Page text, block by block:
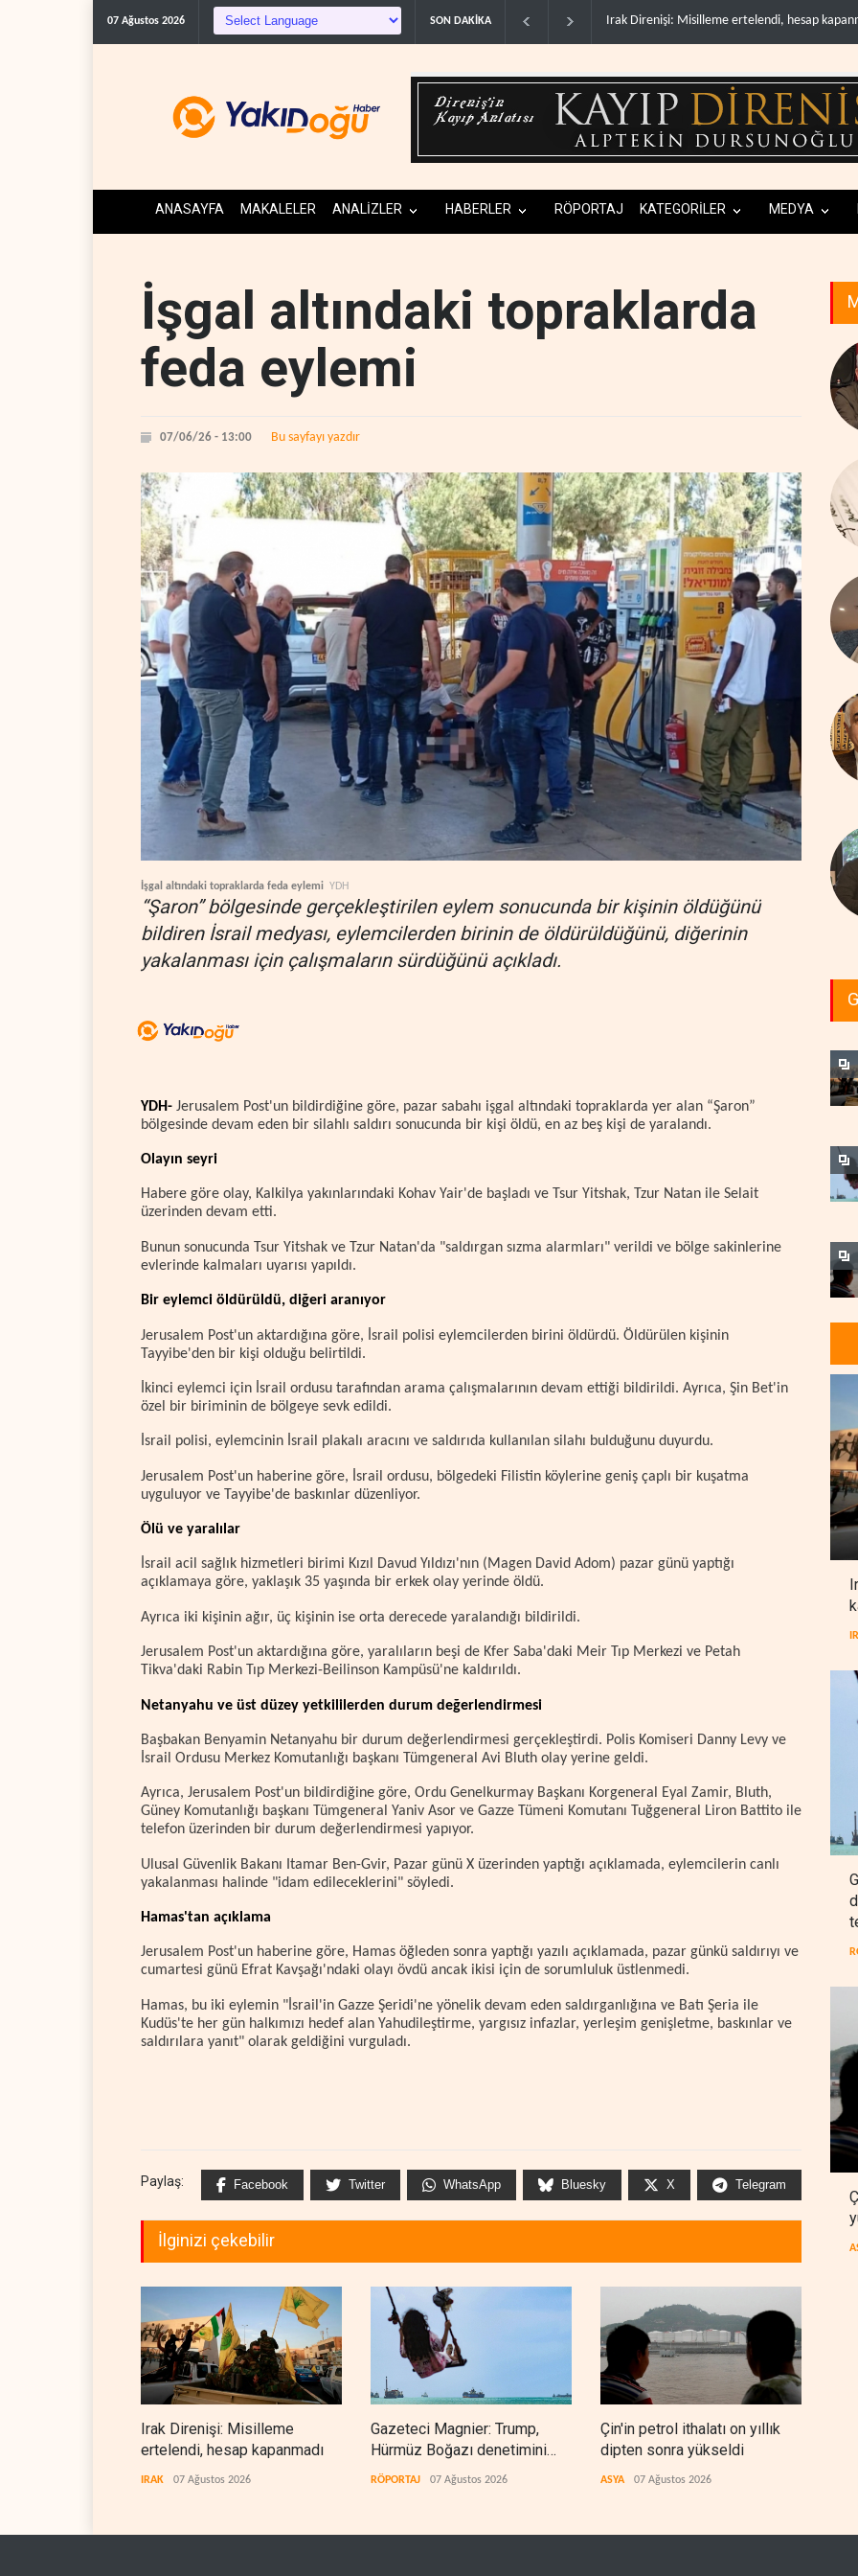
07 Ağustos 2026 SON DAKİKA
Irak Direnişi: Misilleme ertelendi, hesap kapanmadı.. Gazeteci Magnier: Trump, Hürmüz Boğazı
ANASAYFA MAKALELER ANALİZLER HABERLER RÖPORTAJ KATEGORİLER MEDYA
İşgal altındaki topraklarda
feda eylemi
07/06/26 - 13:00 Bu sayfayı yazdır
İşgal altındaki topraklarda feda eylemi YDH
“Şaron” bölgesinde gerçekleştirilen eylem sonucunda bir kişinin öldüğünü
bildiren İsrail medyası, eylemcilerden birinin de öldürüldüğünü, diğerinin
yakalanması için çalışmaların sürdüğünü açıkladı.
YDH- Jerusalem Post'un bildirdiğine göre, pazar sabahı işgal altındaki topraklarda yer alan “Şaron”
bölgesinde devam eden bir silahlı saldırı sonucunda bir kişi öldü, en az beş kişi de yaralandı.
Olayın seyri
Habere göre olay, Kalkilya yakınlarındaki Kohav Yair'de başladı ve Tsur Yitshak, Tzur Natan ile Selait
üzerinden devam etti.
Bunun sonucunda Tsur Yitshak ve Tzur Natan'da "saldırgan sızma alarmları" verildi ve bölge sakinlerine
evlerinde kalmaları uyarısı yapıldı.
Bir eylemci öldürüldü, diğeri aranıyor
Jerusalem Post'un aktardığına göre, İsrail polisi eylemcilerden birini öldürdü. Öldürülen kişinin
Tayyibe'den bir kişi olduğu belirtildi.
İkinci eylemci için İsrail ordusu tarafından arama çalışmalarının devam ettiği bildirildi. Ayrıca, Şin Bet'in
özel bir biriminin de bölgeye sevk edildi.
İsrail polisi, eylemcinin İsrail plakalı aracını ve saldırıda kullanılan silahı bulduğunu duyurdu.
Jerusalem Post'un haberine göre, İsrail ordusu, bölgedeki Filistin köylerine geniş çaplı bir kuşatma
uyguluyor ve Tayyibe'de baskınlar düzenliyor.
Ölü ve yaralılar
İsrail acil sağlık hizmetleri birimi Kızıl Davud Yıldızı'nın (Magen David Adom) pazar günü yaptığı
açıklamaya göre, yaklaşık 35 yaşında bir erkek olay yerinde öldü.
Ayrıca iki kişinin ağır, üç kişinin ise orta derecede yaralandığı bildirildi.
Jerusalem Post'un aktardığına göre, yaralıların beşi de Kfer Saba'daki Meir Tıp Merkezi ve Petah
Tikva'daki Rabin Tıp Merkezi-Beilinson Kampüsü'ne kaldırıldı.
Netanyahu ve üst düzey yetkililerden durum değerlendirmesi
Başbakan Benyamin Netanyahu bir durum değerlendirmesi gerçekleştirdi. Polis Komiseri Danny Levy ve
İsrail Ordusu Merkez Komutanlığı başkanı Tümgeneral Avi Bluth olay yerine geldi.
Ayrıca, Jerusalem Post'un bildirdiğine göre, Ordu Genelkurmay Başkanı Korgeneral Eyal Zamir, Bluth,
Güney Komutanlığı başkanı Tümgeneral Yaniv Asor ve Gazze Tümeni Komutanı Tuğgeneral Liron Battito ile
telefon üzerinden bir durum değerlendirmesi yapıyor.
Ulusal Güvenlik Bakanı Itamar Ben-Gvir, Pazar günü X üzerinden yaptığı açıklamada, eylemcilerin canlı
yakalanması halinde "idam edileceklerini" söyledi.
Hamas'tan açıklama
Jerusalem Post'un haberine göre, Hamas öğleden sonra yaptığı yazılı açıklamada, pazar günkü saldırıyı ve
cumartesi günü Efrat Kavşağı'ndaki olayı övdü ancak ikisi için de sorumluluk üstlenmedi.
Hamas, bu iki eylemin "İsrail'in Gazze Şeridi'ne yönelik devam eden saldırganlığına ve Batı Şeria ile
Kudüs'te her gün halkımızı hedef alan Yahudileştirme, yargısız infazlar, yerleşim genişletme, baskınlar ve
saldırılara yanıt" olarak geldiğini vurguladı.
Paylaş: Facebook Twitter WhatsApp Bluesky X Telegram
İlginizi çekebilir
Irak Direnişi: Misilleme
ertelendi, hesap kapanmadı
IRAK 07 Ağustos 2026
Gazeteci Magnier: Trump,
Hürmüz Boğazı denetimini
doğrudan İran ve Umman'a
RÖPORTAJ 07 Ağustos 2026
Çin'in petrol ithalatı on yıllık
dipten sonra yükseldi
ASYA 07 Ağustos 2026